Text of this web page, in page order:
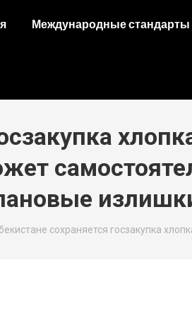
Международные стандарты
сохраняется госзакупка